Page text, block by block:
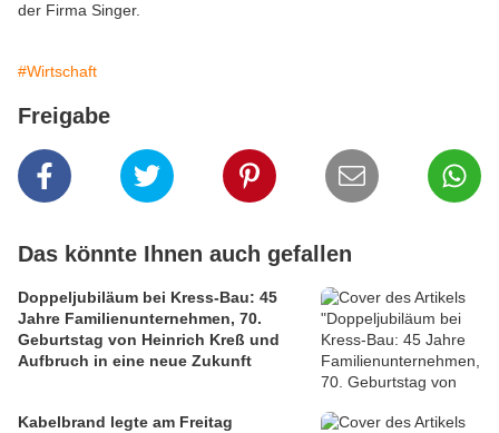
der Firma Singer.
#Wirtschaft
Freigabe
Das könnte Ihnen auch gefallen
Doppeljubiläum bei Kress-Bau: 45
Jahre Familienunternehmen, 70.
Geburtstag von Heinrich Kreß und
Aufbruch in eine neue Zukunft
Kabelbrand legte am Freitag